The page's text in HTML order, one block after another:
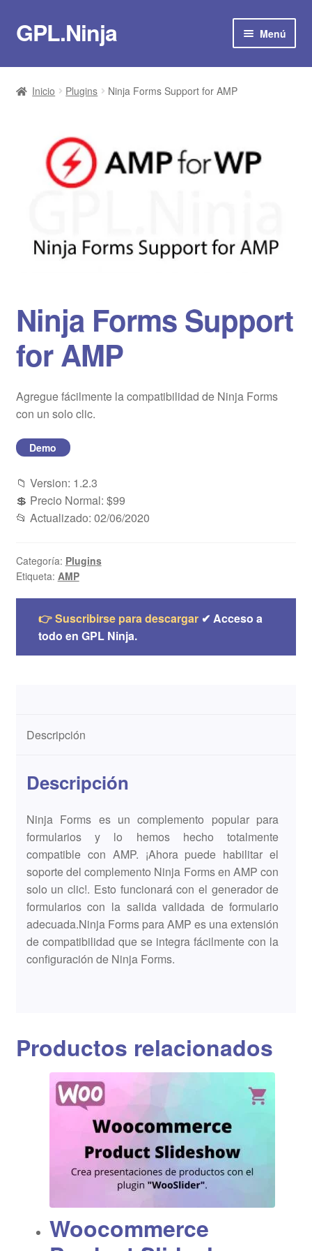
Ir
a
Ir
al
GPL.Ninja Menú
Suscribirse por 8€/mes
Plugins
Temas
Plantillas
Blog
Mi cuenta
Inicio Plugins Ninja Forms Support for AMP
Ninja Forms Support
for AMP
Agregue fácilmente la compatibilidad de Ninja Forms
con un solo clic.
Demo
📁 Version: 1.2.3
💲 Precio Normal: $99
📂 Actualizado: 02/06/2020
Categoría: Plugins
Etiqueta: AMP
👉 Suscribirse para descargar✔ Acceso a
todo en GPL Ninja.
Descripción
Descripción
Ninja Forms es un complemento popular para
formularios y lo hemos hecho totalmente
compatible con AMP. ¡Ahora puede habilitar el
soporte del complemento Ninja Forms en AMP con
solo un clic!. Esto funcionará con el generador de
formularios con la salida validada de formulario
adecuada.Ninja Forms para AMP es una extensión
de compatibilidad que se integra fácilmente con la
configuración de Ninja Forms.
Productos relacionados
Woocommerce